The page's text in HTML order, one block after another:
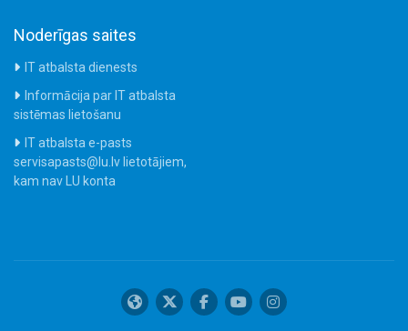
Noderīgas saites
IT atbalsta dienests
Informācija par IT atbalsta
sistēmas lietošanu
IT atbalsta e-pasts
servisapasts@lu.lv lietotājiem,
kam nav LU konta